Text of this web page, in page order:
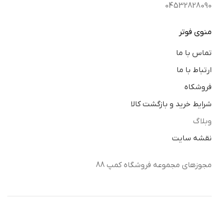
04532828090
منوی فوتر
تماس با ما
ارتباط با ما
فروشکاه
شرایط خرید و بازگشت کالا
وبلاگ
نقشه سایت
مجوزهای مجموعه فروشگاه کمپ 88